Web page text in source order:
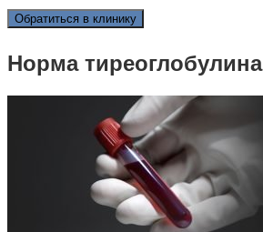
Обратиться в клинику
Норма тиреоглобулина